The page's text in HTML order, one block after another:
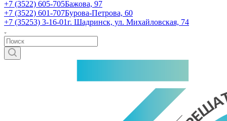
+7 (3522) 605-705Бажова, 97
+7 (3522) 601-707Бурова-Петрова, 60
+7 (35253) 3-16-01г. Шадринск, ул. Михайловская, 74